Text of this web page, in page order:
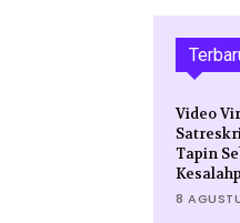
Video
Tapin
8